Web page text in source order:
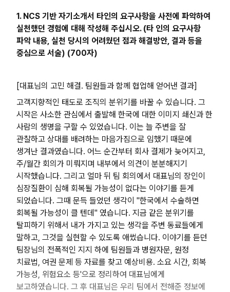
1. NCS 기반 자기소개서 타인의 요구사항을 사전에 파악하여
실천했던 경험에 대해 작성해 주십시오. (타 인의 요구사항
파악 내용, 실천 당시의 어려웠던 점과 해결방안, 결과 등을
중심으로 서술) (700자)
[대표님의 고민 해결. 팀원들과 함께 협업해 얻어낸 결과]
고객지향적인 태도로 조직의 분위기를 바꿀 수 있습니다. 그
시작은 사소한 관심에서 출발해 한국에 대한 이미지 쇄신과 한
사람의 생명을 구할 수 있었습니다. 이는 늘 주변을 잘
관찰하고 상대를 배려하는 마음가짐으로 임했기 때문에
생겨난 결과였습니다. 어느 순간부터 회사 결제가 늦어지고,
주/월간 회의가 미뤄지며 내부에서 의견이 분분해지기
시작했습니다. 그리고 얼마 뒤 팀 회의에서 대표님의 장인이
심장질환이 심해 회복될 가능성이 없다는 이야기를 듣게
되었습니다. 그때 문득 들었던 생각이 "한국에서 수술하면
회복될 가능성이 클 텐데" 였습니다. 지금 같은 분위기를
탈피하기 위해서 내가 가지고 있는 생각을 주변 동료들에게
말하고, 그것을 실현할 수 있도록 애썼습니다. 이야기를 듣던
팀장님의 전폭적인 지지 하에 팀원들과 병원자문, 원정
치료법, 여권 문제 등 자료를 찾고 예상비용. 소요 시간, 회복
가능성, 위험요소 등'으로 정리하여 대표님에게
보고하였습니다. 그 후 대표님은 우리 팀에서 전해준 정보에